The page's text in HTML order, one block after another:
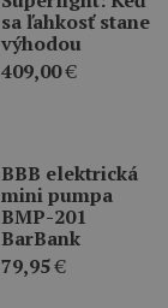
sa ľahkosť stane
výhodou
409,00€
BBB elektrická
mini pumpa
BMP-201
BarBank
79,95€